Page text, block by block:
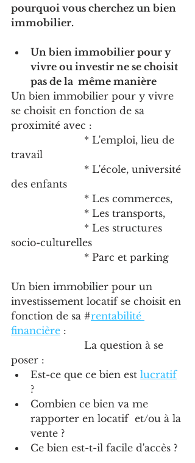
pourquoi vous cherchez un bien
immobilier.
Un bien immobilier pour y
vivre ou investir ne se choisit
pas de la  même manière
Un bien immobilier pour y vivre
se choisit en fonction de sa
proximité avec :
travail
des enfants
			* Les commerces,
			* Les transports,
socio-culturelles
			* Parc et parking
Un bien immobilier pour un
investissement locatif se choisit en
fonction de sa #rentabilité
financière :
poser :
Est-ce que ce bien est lucratif
?
Combien ce bien va me
rapporter en locatif  et/ou à la
vente ?
Ce bien est-t-il facile d'accès ?